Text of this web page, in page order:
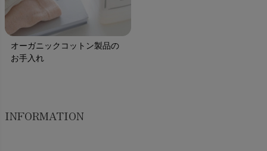
オーガニックコットン製品の
お手入れ
INFORMATION